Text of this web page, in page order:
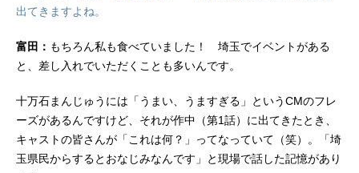
出てきますよね。
富田： もちろん私も食べていました！ 埼玉でイベントがある
と、差し入れでいただくことも多いんです。
十万石まんじゅうには「うまい、うますぎる」というCMのフレ
ーズがあるんですけど、それが作中（第1話）に出てきたとき、
キャストの皆さんが「これは何？」ってなっていて（笑）。「埼
玉県民からするとおなじみなんです」と現場で話した記憶があり